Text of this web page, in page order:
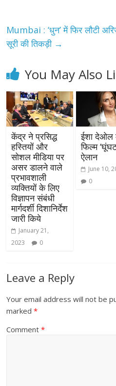
Mumbai : ‘धुन’ में फिर लौटी
सूरी की तिकड़ी →
You May Also
केंद्र ने प्रसिद्ध
हस्तियों और
सोशल मीडिया पर
असर डालने वाले
प्रभावशाली
व्यक्तियों के लिए
विज्ञापन संबंधी
मार्गदर्शी दिशानिर्देश
जारी किये
January 21,
2023
0
ईशा देओल
फिल्म
ऐलान
June 10,
0
Leave a Reply
Your email address will not be
marked*
Comment*